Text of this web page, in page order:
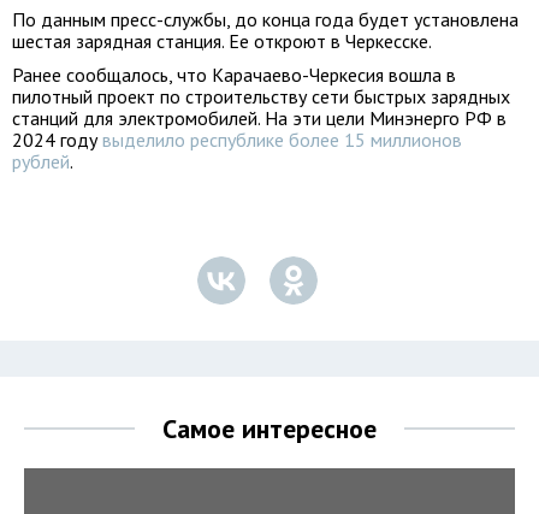
По данным пресс-службы, до конца года будет установлена
шестая зарядная станция. Ее откроют в Черкесске.
Ранее сообщалось, что Карачаево-Черкесия вошла в
пилотный проект по строительству сети быстрых зарядных
станций для электромобилей. На эти цели Минэнерго РФ в
2024 годувыделило республике более 15 миллионов
рублей.
Самое интересное